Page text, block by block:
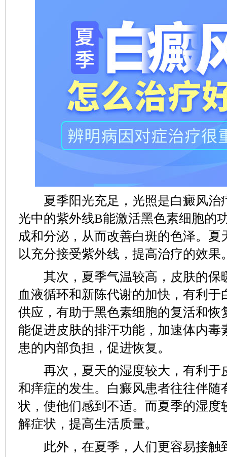
夏季阳光充足，光照是白癜风治
光中的紫外线B能激活黑色素细胞的
成和分泌，从而改善白斑的色泽。夏
以充分接受紫外线，提高治疗的效果
其次，夏季气温较高，皮肤的保
血液循环和新陈代谢的加快，有利于
供应，有助于黑色素细胞的复活和恢
能促进皮肤的排汗功能，加速体内毒
患的内部负担，促进恢复。
再次，夏天的湿度较大，有利于
和痒症的发生。白癜风患者往往伴随
状，使他们感到不适。而夏季的湿度
解症状，提高生活质量。
此外，在夏季，人们更容易接触